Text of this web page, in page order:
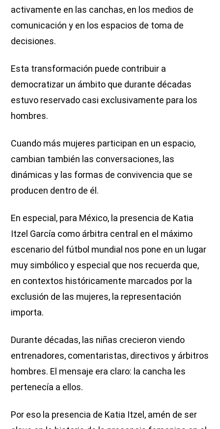
activamente en las canchas, en los medios de
comunicación y en los espacios de toma de
decisiones.
Esta transformación puede contribuir a
democratizar un ámbito que durante décadas
estuvo reservado casi exclusivamente para los
hombres.
Cuando más mujeres participan en un espacio,
cambian también las conversaciones, las
dinámicas y las formas de convivencia que se
producen dentro de él.
En especial, para México, la presencia de Katia
Itzel García como árbitra central en el máximo
escenario del fútbol mundial nos pone en un lugar
muy simbólico y especial que nos recuerda que,
en contextos históricamente marcados por la
exclusión de las mujeres, la representación
importa.
Durante décadas, las niñas crecieron viendo
entrenadores, comentaristas, directivos y árbitros
hombres. El mensaje era claro: la cancha les
pertenecía a ellos.
Por eso la presencia de Katia Itzel, amén de ser